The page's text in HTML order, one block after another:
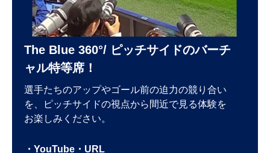
The Blue 360°/ ピッチサイドのバーチ
ャル特等席！
選手たちのアップやゴール前の迫力の競り合い
を、ピッチサイドの視点から間近で見る体験を
お楽しみください。
・YouTube・URL